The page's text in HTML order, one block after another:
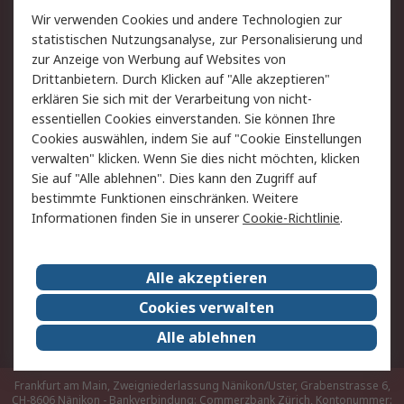
Rücksendungen
Kontakt
Hilfe
Rechtliches
AGB
Datenschutz
Cookie-Richtlinie
Zahlungsbedingungen
Copyright/Impressum
Über RS
Karriere bei RS
Nachhaltigkeit
Qualität/Umwelt/ZertifikatePresse-Center
Event-Center
Frankfurt am Main, Zweigniederlassung Nänikon/Uster, Grabenstrasse 6,
CH-8606 Nänikon - Bankverbindung: Commerzbank Zürich, Kontonummer:
Wir verwenden Cookies und andere Technologien zur
statistischen Nutzungsanalyse, zur Personalisierung und
zur Anzeige von Werbung auf Websites von
Drittanbietern. Durch Klicken auf "Alle akzeptieren"
erklären Sie sich mit der Verarbeitung von nicht-
essentiellen Cookies einverstanden. Sie können Ihre
Cookies auswählen, indem Sie auf "Cookie Einstellungen
verwalten" klicken. Wenn Sie dies nicht möchten, klicken
Sie auf "Alle ablehnen". Dies kann den Zugriff auf
bestimmte Funktionen einschränken. Weitere
Informationen finden Sie in unsererCookie-Richtlinie.
Alle akzeptieren
Cookies verwalten
Alle ablehnen